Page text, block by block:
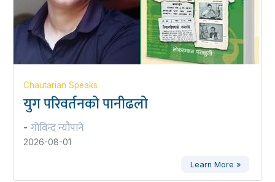
Chautarian Speaks
युग परिवर्तनको पानीढलो
- गोविन्द न्यौपाने
2026-08-01
Learn More »